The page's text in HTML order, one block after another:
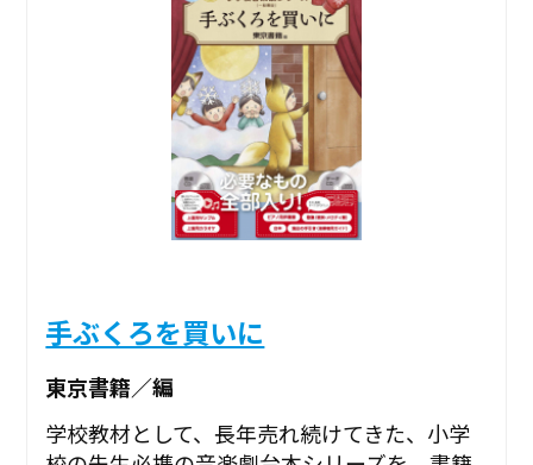
手ぶくろを買いに
東京書籍／編
学校教材として、長年売れ続けてきた、小学